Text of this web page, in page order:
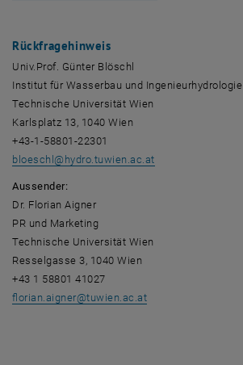
Rückfragehinweis
Univ.Prof. Günter Blöschl
Institut für Wasserbau und Ingenieurhydrologie
Technische Universität Wien
Karlsplatz 13, 1040 Wien
+43-1-58801-22301
bloeschl@ hydro.tuwien.ac.at
Aussender:
Dr. Florian Aigner
PR und Marketing
Technische Universität Wien
Resselgasse 3, 1040 Wien
+43 1 58801 41027
florian.aigner@tuwien.ac.at